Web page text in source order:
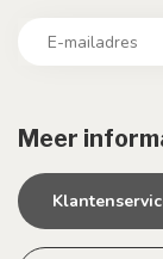
Meer